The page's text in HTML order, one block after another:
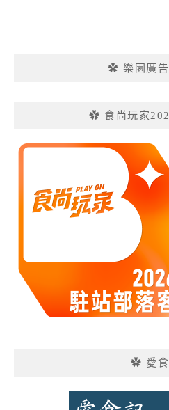
✿ 樂園廣告
✿ 食尚玩家
✿ 愛食